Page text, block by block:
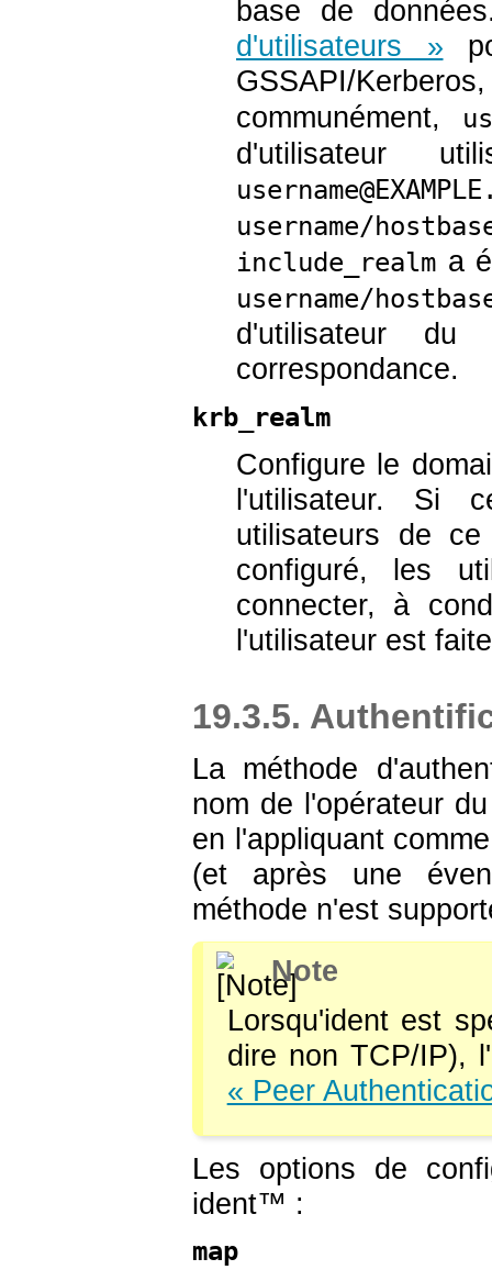
base de
d'utilisateurs »
GSSAPI/
communément,
d'utilisateur
username/
include_realm a
username/
d'utilisateur
correspondance.
krb_realm
Configure le
l'utilisateur. Si
utilisateurs de
configuré, les
connecter, à
l'utilisateur est
19.3.5.
La méthode
nom de l'opérateur
en l'appliquant
(et après une
méthode n'est
Note
Lorsqu'ident est
dire non TCP/IP),
« Peer
Les options de
ident™ :
map